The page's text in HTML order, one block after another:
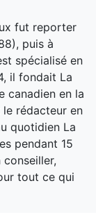
fut reporter
puis à
spécialisé en
il fondait La
canadien en la
rédacteur en
quotidien La
pendant 15
tout ce qui